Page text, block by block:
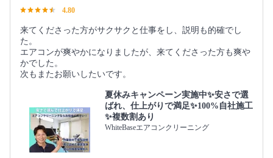
4.80
来てくださった方がサクサクと仕事をし、説明も的確でし
た。
エアコンが爽やかになりましたが、来てくださった方も爽や
かでした。
次もまたお願いしたいです。
夏休みキャンペーン実施中✨安さで選
ばれ、仕上がりで満足✨100%自社施工
✨複数割あり
WhiteBaseエアコンクリーニング